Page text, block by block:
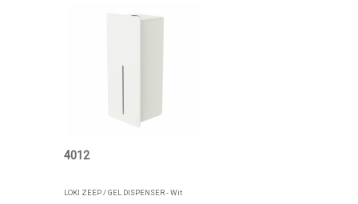
4012
LOKI ZEEP / GEL DISPENSER - Wit